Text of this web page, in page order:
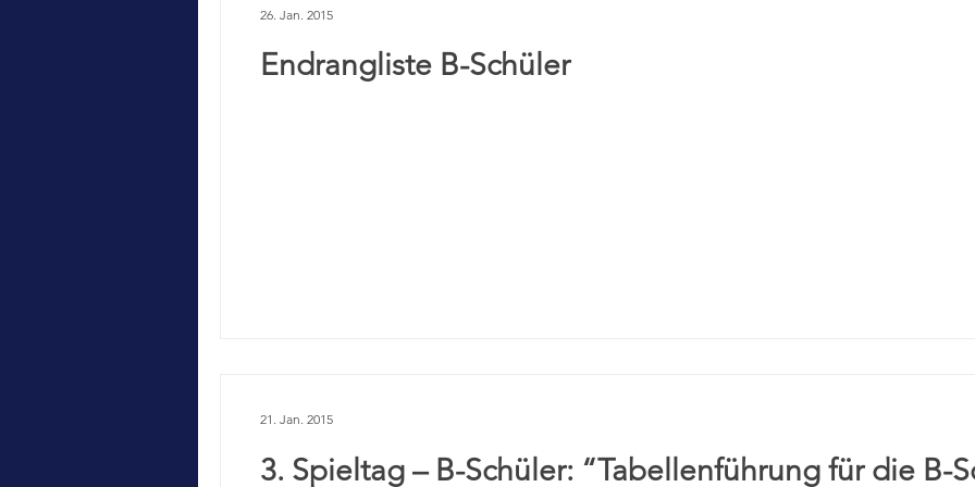
Endrangliste B-Schüler
26. Jan. 2015
3. Spieltag – B-Schüler: “Tabellenführung für die B-
21. Jan. 2015